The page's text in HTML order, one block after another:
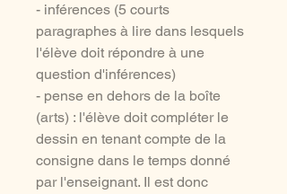
- inférences (5 courts
paragraphes à lire dans lesquels
l'élève doit répondre à une
question d'inférences)
- pense en dehors de la boîte
(arts) : l'élève doit compléter le
dessin en tenant compte de la
consigne dans le temps donné
par l'enseignant. Il est donc